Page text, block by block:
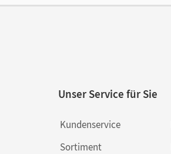
Unser Service für Sie
Kundenservice
Sortiment